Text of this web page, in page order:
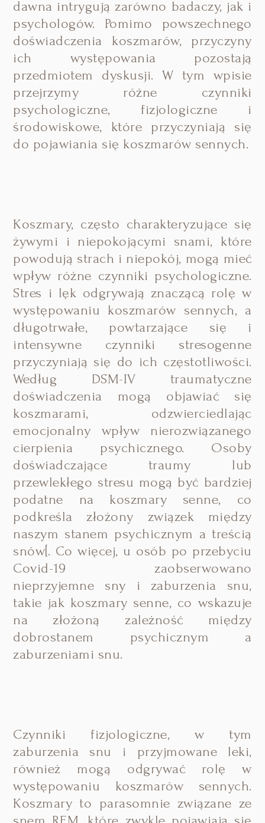
dawna intrygują zarówno badaczy, jak i
psychologów. Pomimo powszechnego
doświadczenia koszmarów, przyczyny
ich występowania pozostają
przedmiotem dyskusji. W tym wpisie
przejrzymy różne czynniki
psychologiczne, fizjologiczne i
środowiskowe, które przyczyniają się
do pojawiania się koszmarów sennych.
Koszmary, często charakteryzujące się
żywymi i niepokojącymi snami, które
powodują strach i niepokój, mogą mieć
wpływ różne czynniki psychologiczne.
Stres i lęk odgrywają znaczącą rolę w
występowaniu koszmarów sennych, a
długotrwałe, powtarzające się i
intensywne czynniki stresogenne
przyczyniają się do ich częstotliwości.
Według DSM-IV traumatyczne
doświadczenia mogą objawiać się
koszmarami, odzwierciedlając
emocjonalny wpływ nierozwiązanego
cierpienia psychicznego. Osoby
doświadczające traumy lub
przewlekłego stresu mogą być bardziej
podatne na koszmary senne, co
podkreśla złożony związek między
naszym stanem psychicznym a treścią
snów[. Co więcej, u osób po przebyciu
Covid-19 zaobserwowano
nieprzyjemne sny i zaburzenia snu,
takie jak koszmary senne, co wskazuje
na złożoną zależność między
dobrostanem psychicznym a
zaburzeniami snu.
Czynniki fizjologiczne, w tym
zaburzenia snu i przyjmowane leki,
również mogą odgrywać rolę w
występowaniu koszmarów sennych.
Koszmary to parasomnie związane ze